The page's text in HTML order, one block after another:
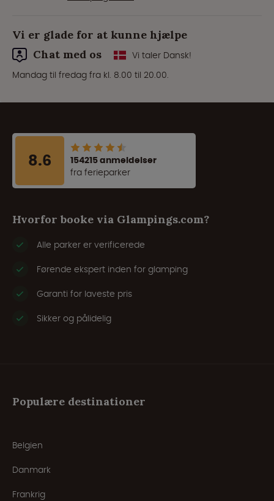
Vi er glade for at kunne hjælpe
Chat med os
Vi taler Dansk!
Mandag til fredag fra kl. 8.00 til 20.00.
8.6
154215 anmeldelser
fra ferieparker
Hvorfor booke via Glampings.com?
Alle parker er verificerede
Førende ekspert inden for glamping
Garanti for laveste pris
Sikker og pålidelig
Populære destinationer
Belgien
Danmark
Frankrig